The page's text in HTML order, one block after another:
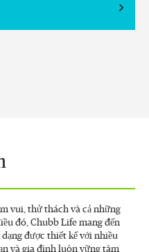
vui, thử thách và cả những
đó, Chubb Life mang đến
được thiết kế với nhiều
và gia đình luôn vững tâm